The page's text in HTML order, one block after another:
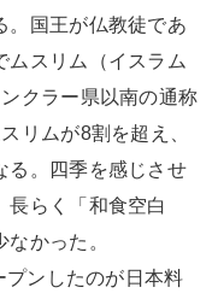
。国王が仏教徒であ
ムスリム（イスラム
クラー県以南の通称
リムが8割を超え、
る。四季を感じさせ
長らく「和食空白
かった。
ンしたのが日本料